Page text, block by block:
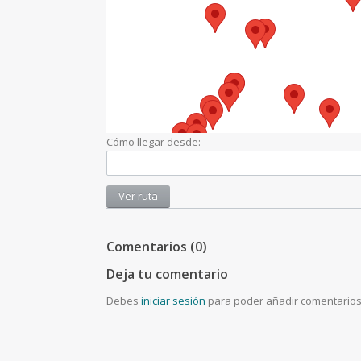
Cómo llegar desde:
Comentarios (0)
Deja tu comentario
Debes iniciar sesión para poder añadir